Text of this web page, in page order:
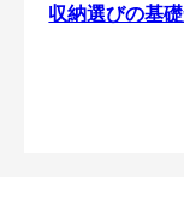
収納選びの基